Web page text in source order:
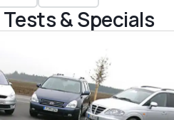
& Specials